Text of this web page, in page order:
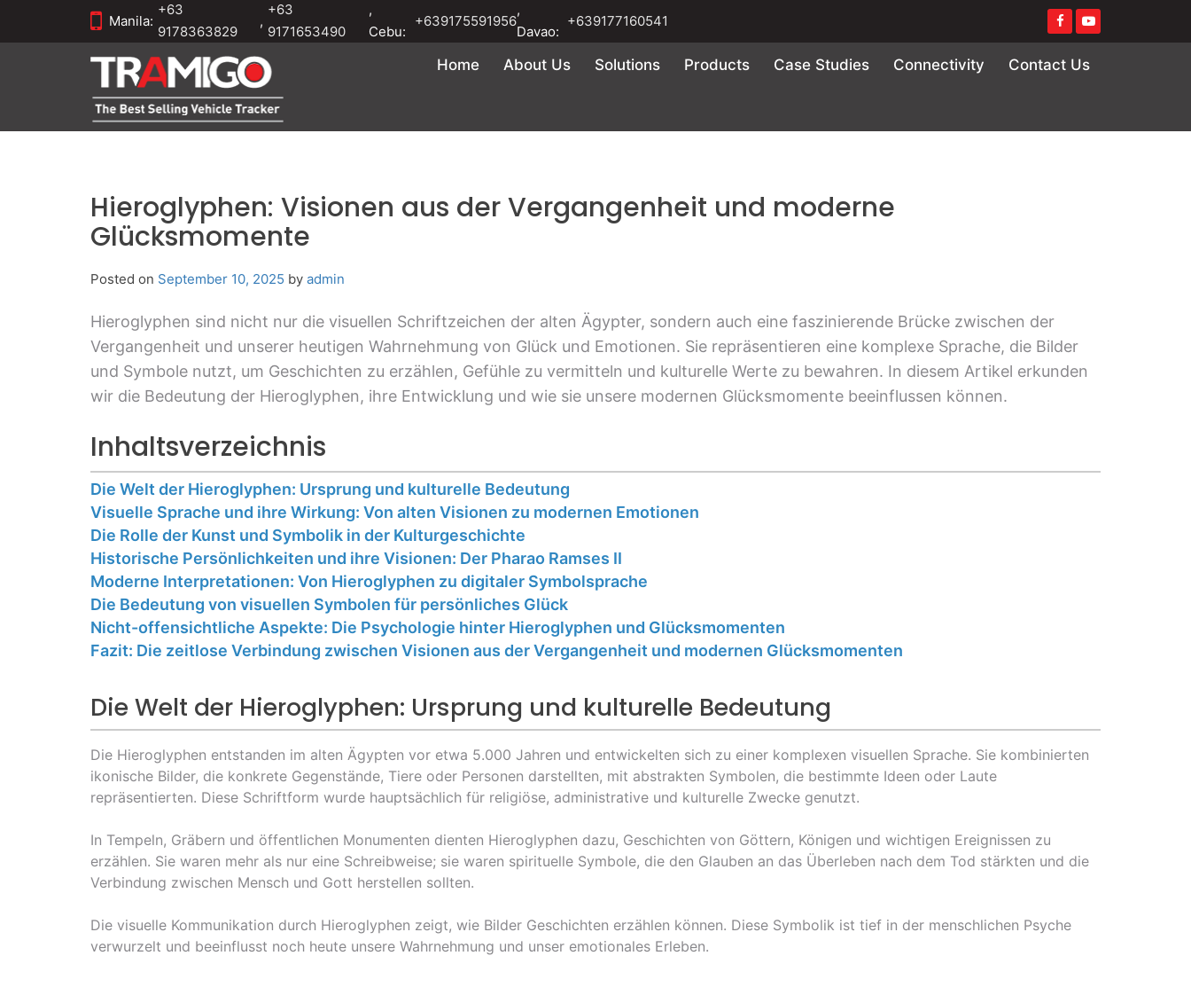
Manila:
+63
9178363829
,
+63
9171653490
,
Cebu:
+639175591956
,
Davao:
+639177160541
Home About Us Solutions Products Case Studies Connectivity Contact Us
Hieroglyphen: Visionen aus der Vergangenheit und moderne
Glücksmomente
Posted on September 10, 2025 by admin
Hieroglyphen sind nicht nur die visuellen Schriftzeichen der alten Ägypter, sondern auch eine faszinierende Brücke zwischen der
Vergangenheit und unserer heutigen Wahrnehmung von Glück und Emotionen. Sie repräsentieren eine komplexe Sprache, die Bilder
und Symbole nutzt, um Geschichten zu erzählen, Gefühle zu vermitteln und kulturelle Werte zu bewahren. In diesem Artikel erkunden
wir die Bedeutung der Hieroglyphen, ihre Entwicklung und wie sie unsere modernen Glücksmomente beeinflussen können.
Inhaltsverzeichnis
Die Welt der Hieroglyphen: Ursprung und kulturelle Bedeutung
Visuelle Sprache und ihre Wirkung: Von alten Visionen zu modernen Emotionen
Die Rolle der Kunst und Symbolik in der Kulturgeschichte
Historische Persönlichkeiten und ihre Visionen: Der Pharao Ramses II
Moderne Interpretationen: Von Hieroglyphen zu digitaler Symbolsprache
Die Bedeutung von visuellen Symbolen für persönliches Glück
Nicht-offensichtliche Aspekte: Die Psychologie hinter Hieroglyphen und Glücksmomenten
Fazit: Die zeitlose Verbindung zwischen Visionen aus der Vergangenheit und modernen Glücksmomenten
Die Welt der Hieroglyphen: Ursprung und kulturelle Bedeutung
Die Hieroglyphen entstanden im alten Ägypten vor etwa 5.000 Jahren und entwickelten sich zu einer komplexen visuellen Sprache. Sie kombinierten
ikonische Bilder, die konkrete Gegenstände, Tiere oder Personen darstellten, mit abstrakten Symbolen, die bestimmte Ideen oder Laute
repräsentierten. Diese Schriftform wurde hauptsächlich für religiöse, administrative und kulturelle Zwecke genutzt.
In Tempeln, Gräbern und öffentlichen Monumenten dienten Hieroglyphen dazu, Geschichten von Göttern, Königen und wichtigen Ereignissen zu
erzählen. Sie waren mehr als nur eine Schreibweise; sie waren spirituelle Symbole, die den Glauben an das Überleben nach dem Tod stärkten und die
Verbindung zwischen Mensch und Gott herstellen sollten.
Die visuelle Kommunikation durch Hieroglyphen zeigt, wie Bilder Geschichten erzählen können. Diese Symbolik ist tief in der menschlichen Psyche
verwurzelt und beeinflusst noch heute unsere Wahrnehmung und unser emotionales Erleben.